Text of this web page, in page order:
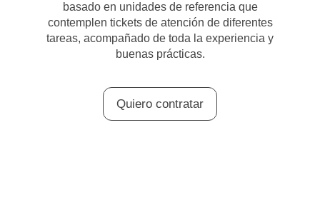
basado en unidades de referencia que
contemplen tickets de atención de diferentes
tareas, acompañado de toda la experiencia y
buenas prácticas.
Quiero contratar